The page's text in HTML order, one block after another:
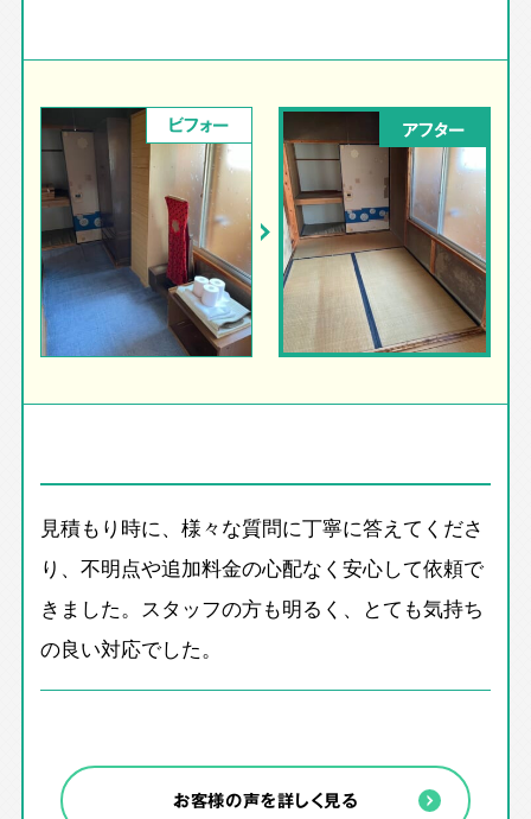
ビフォー アフター
見積もり時に、様々な質問に丁寧に答えてくださ
り、不明点や追加料金の心配なく安心して依頼で
きました。スタッフの方も明るく、とても気持ち
の良い対応でした。
お客様の声を詳しく見る